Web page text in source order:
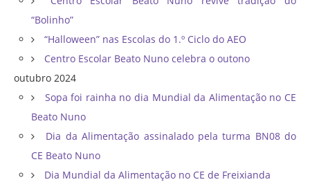
“Bolinho”
“Halloween” nas Escolas do 1.º Ciclo do AEO
Centro Escolar Beato Nuno celebra o outono
outubro 2024
Sopa foi rainha no dia Mundial da Alimentação no CE
Beato Nuno
Dia da Alimentação assinalado pela turma BN08 do
CE Beato Nuno
Dia Mundial da Alimentação no CE de Freixianda